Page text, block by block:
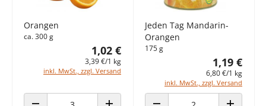
Orangen
ca. 300 g
1,02 €
3,39 €/1 kg
inkl. MwSt., zzgl. Versand
Jeden Tag Mandarin-
Orangen
175 g
1,19 €
6,80 €/1 kg
inkl. MwSt., zzgl. Versand